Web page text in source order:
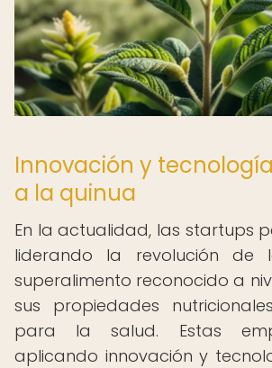
Innovación y
a la quinua
En la actualidad, las startups
liderando la revolución de
superalimento reconocido a
sus propiedades
para la salud. Estas
aplicando innovación y